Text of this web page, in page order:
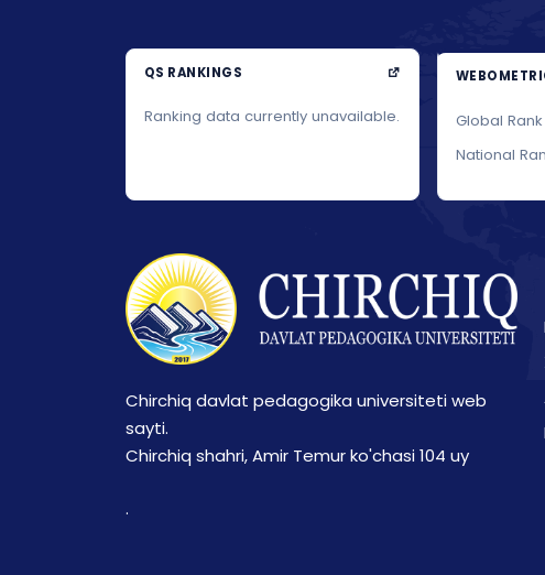
QS RANKINGS
Ranking data currently unavailable. Global Rank
National
Chirchiq davlat pedagogika universiteti web
sayti.
Chirchiq shahri, Amir Temur ko'chasi 104 uy
.